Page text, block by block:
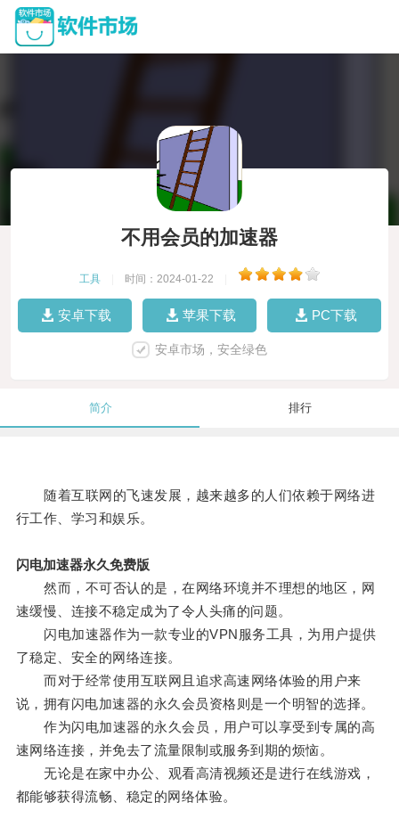
不用会员的加速器
工具 时间：2024-01-22
安卓下载 苹果下载 PC下载
安卓市场，安全绿色
简介 排行
随着互联网的飞速发展，越来越多的人们依赖于网络进
行工作、学习和娱乐。
闪电加速器永久免费版
然而，不可否认的是，在网络环境并不理想的地区，网
速缓慢、连接不稳定成为了令人头痛的问题。
闪电加速器作为一款专业的VPN服务工具，为用户提供
了稳定、安全的网络连接。
而对于经常使用互联网且追求高速网络体验的用户来
说，拥有闪电加速器的永久会员资格则是一个明智的选择。
作为闪电加速器的永久会员，用户可以享受到专属的高
速网络连接，并免去了流量限制或服务到期的烦恼。
无论是在家中办公、观看高清视频还是进行在线游戏，
都能够获得流畅、稳定的网络体验。